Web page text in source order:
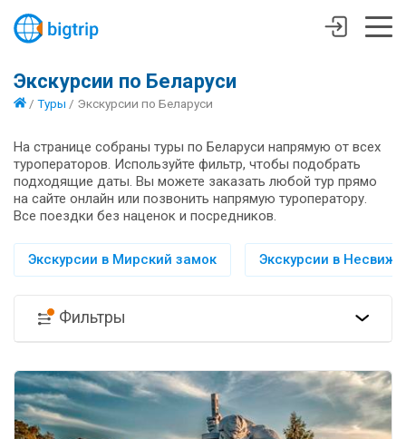
Экскурсии по Беларуси
/ Туры / Экскурсии по Беларуси
На странице собраны туры по Беларуси напрямую от всех
туроператоров. Используйте фильтр, чтобы подобрать
подходящие даты. Вы можете заказать любой тур прямо
на сайте онлайн или позвонить напрямую туроператору.
Все поездки без наценок и посредников.
Экскурсии в Мирский замок Экскурсии в Несвиж
Фильтры